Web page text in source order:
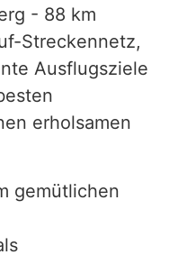
- 88 km
Streckennetz,
Ausflugsziele
erholsamen
gemütlichen